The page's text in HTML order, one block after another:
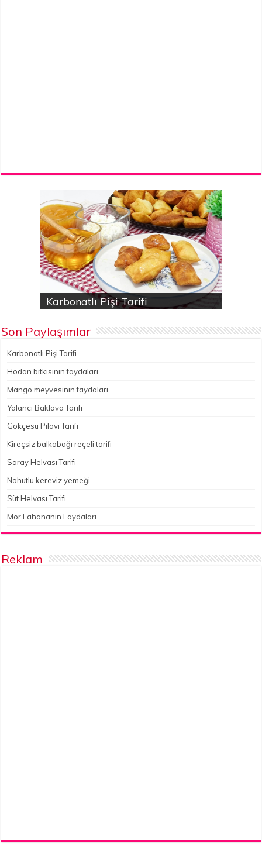
Karbonatlı Pişi Tarifi
Hodan bitkisinin faydaları
Yalancı Baklava Tarifi
Gökçesu Pilavı Tarifi
Nohutlu kereviz yemeği
Son Paylaşımlar
Karbonatlı Pişi Tarifi
Hodan bitkisinin faydaları
Mango meyvesinin faydaları
Yalancı Baklava Tarifi
Gökçesu Pilavı Tarifi
Kireçsiz balkabağı reçeli tarifi
Saray Helvası Tarifi
Nohutlu kereviz yemeği
Süt Helvası Tarifi
Mor Lahananın Faydaları
Reklam